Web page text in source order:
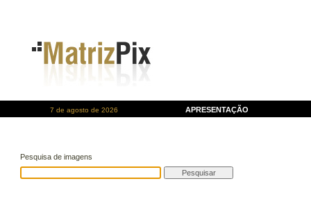
7 de agosto de 2026 APRESENTAÇÃO
Pesquisa de imagens